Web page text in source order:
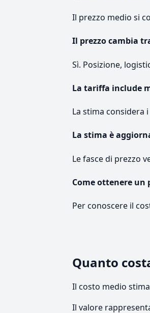
Il prezzo medio si
Il prezzo cambia
Sì. Posizione,
La tariffa include
La stima considera
La stima è
Le fasce di prezzo
Come ottenere un
Per conoscere il
Quanto
Il costo medio
Il valore